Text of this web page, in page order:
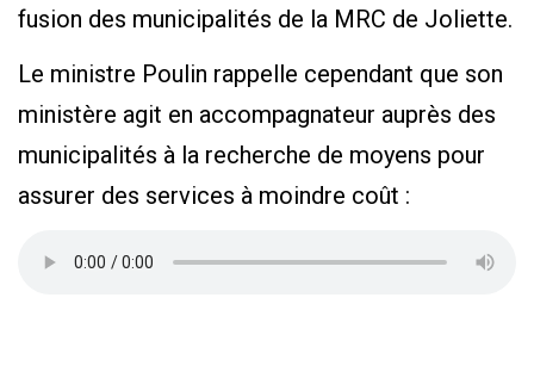
fusion des municipalités de la MRC de Joliette.
Le ministre Poulin rappelle cependant que son
ministère agit en accompagnateur auprès des
municipalités à la recherche de moyens pour
assurer des services à moindre coût :